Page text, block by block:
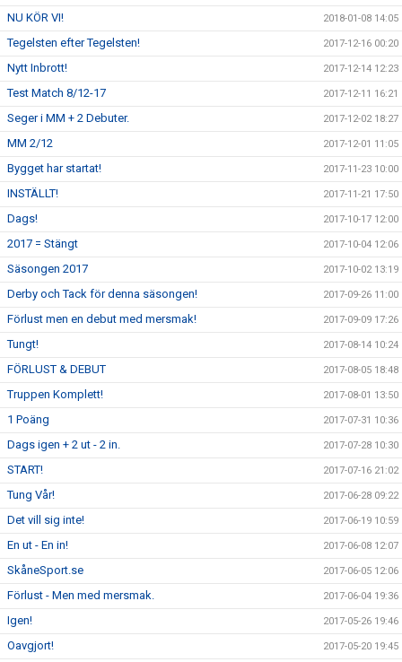
NU KÖR VI! 2018-01-08 14:05
Tegelsten efter Tegelsten! 2017-12-16 00:20
Nytt Inbrott! 2017-12-14 12:23
Test Match 8/12-17 2017-12-11 16:21
Seger i MM + 2 Debuter. 2017-12-02 18:27
MM 2/12 2017-12-01 11:05
Bygget har startat! 2017-11-23 10:00
INSTÄLLT! 2017-11-21 17:50
Dags! 2017-10-17 12:00
2017 = Stängt 2017-10-04 12:06
Säsongen 2017 2017-10-02 13:19
Derby och Tack för denna säsongen! 2017-09-26 11:00
Förlust men en debut med mersmak! 2017-09-09 17:26
Tungt! 2017-08-14 10:24
FÖRLUST & DEBUT 2017-08-05 18:48
Truppen Komplett! 2017-08-01 13:50
1 Poäng 2017-07-31 10:36
Dags igen + 2 ut - 2 in. 2017-07-28 10:30
START! 2017-07-16 21:02
Tung Vår! 2017-06-28 09:22
Det vill sig inte! 2017-06-19 10:59
En ut - En in! 2017-06-08 12:07
SkåneSport.se 2017-06-05 12:06
Förlust - Men med mersmak. 2017-06-04 19:36
Igen! 2017-05-26 19:46
Oavgjort! 2017-05-20 19:45